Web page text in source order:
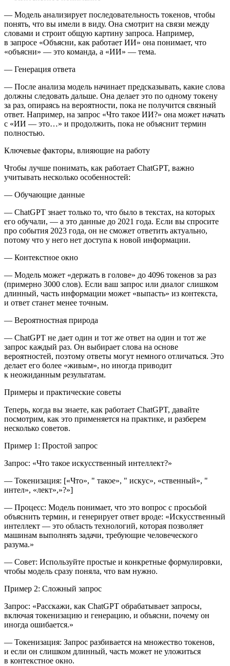
— Модель анализирует последовательность токенов, чтобы
понять, что вы имели в виду. Она смотрит на связи между
словами и строит общую картину запроса. Например,
в запросе «Объясни, как работает ИИ» она понимает, что
«объясни» — это команда, а «ИИ» — тема.
— Генерация ответа
— После анализа модель начинает предсказывать, какие слова
должны следовать дальше. Она делает это по одному токену
за раз, опираясь на вероятности, пока не получится связный
ответ. Например, на запрос «Что такое ИИ?» она может начать
с «ИИ — это…» и продолжить, пока не объяснит термин
полностью.
Ключевые факторы, влияющие на работу
Чтобы лучше понимать, как работает ChatGPT, важно
учитывать несколько особенностей:
— Обучающие данные
— ChatGPT знает только то, что было в текстах, на которых
его обучали, — а это данные до 2021 года. Если вы спросите
про события 2023 года, он не сможет ответить актуально,
потому что у него нет доступа к новой информации.
— Контекстное окно
— Модель может «держать в голове» до 4096 токенов за раз
(примерно 3000 слов). Если ваш запрос или диалог слишком
длинный, часть информации может «выпасть» из контекста,
и ответ станет менее точным.
— Вероятностная природа
— ChatGPT не дает один и тот же ответ на один и тот же
запрос каждый раз. Он выбирает слова на основе
вероятностей, поэтому ответы могут немного отличаться. Это
делает его более «живым», но иногда приводит
к неожиданным результатам.
Примеры и практические советы
Теперь, когда вы знаете, как работает ChatGPT, давайте
посмотрим, как это применяется на практике, и разберем
несколько советов.
Пример 1: Простой запрос
Запрос: «Что такое искусственный интеллект?»
— Токенизация: [«Что», " такое», " искус», «ственный», "
интел», «лект»,»?»]
— Процесс: Модель понимает, что это вопрос с просьбой
объяснить термин, и генерирует ответ вроде: «Искусственный
интеллект — это область технологий, которая позволяет
машинам выполнять задачи, требующие человеческого
разума.»
— Совет: Используйте простые и конкретные формулировки,
чтобы модель сразу поняла, что вам нужно.
Пример 2: Сложный запрос
Запрос: «Расскажи, как ChatGPT обрабатывает запросы,
включая токенизацию и генерацию, и объясни, почему он
иногда ошибается.»
— Токенизация: Запрос разбивается на множество токенов,
и если он слишком длинный, часть может не уложиться
в контекстное окно.